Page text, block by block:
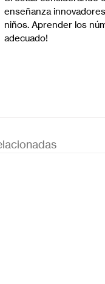
enseñanza
niños. Aprender los
adecuado!